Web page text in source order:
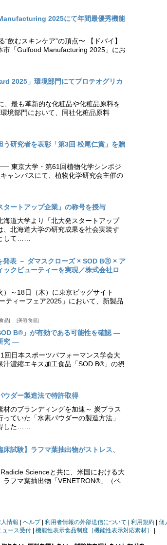
2025にて年間最優秀機能
飲むスキンケア”の頂点〜 【ドバイ】
市「Gulfood Manufacturing 2025」にお
2025」環境部門にてプロテオグリカ
最も革新的な化粧品や化粧品原料を
境部門において、同社化粧品原料
研究者を表彰「第3回 松尾仁賞」を贈
東京大学・第61回植物化学シンポジ
ャンパスにて、植物化学研究会主催の
ートアップ企業」の称号を授与
道大学より「北大発スタートアップ
北海道大学の研究成果を社会実装す
して……
表 － ダマスクローズ × SOD BⓇ × ア
クビューティーを実現／株式会社ロ
～18日（木）に東京ビッグサイト
ティーフェア2025」において、新製品
品 美容食品
B®」が有効である可能性を確認 ―
究 ―
回日本スポーツパフォーマンス学会大
濃縮エキス加工食品「SOD B®」の摂
ウダー製造法で特許取得
のブランディングを加速～ 炭プラス
ていた「水素パウダーの製造方法」
した……
試験】ラフマ葉抽出物がストレス、
Scienceと共に、米国における大
フマ葉抽出物「VENETRON®」（ベ
情報 ヘルプ 利用者情報の外部送信について 利用規約 個
ュース受付
機能性表示食品制度［機能性表示対応素材］